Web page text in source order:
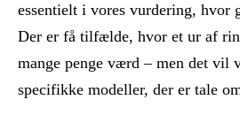
essentielt i vores vurdering, hvor
Der er få tilfælde, hvor et ur af
mange penge værd – men det vil
specifikke modeller, der er tale